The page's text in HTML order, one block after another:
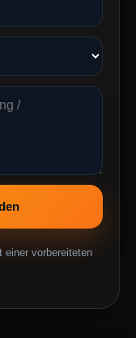
einer vorbereiteten